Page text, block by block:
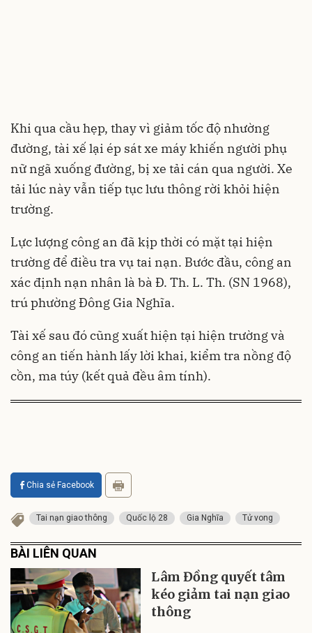
Khi qua cầu hẹp, thay vì giảm tốc độ nhường
đường, tài xế lại ép sát xe máy khiến người phụ
nữ ngã xuống đường, bị xe tải cán qua người. Xe
tải lúc này vẫn tiếp tục lưu thông rời khỏi hiện
trường.
Lực lượng công an đã kịp thời có mặt tại hiện
trường để điều tra vụ tai nạn. Bước đầu, công an
xác định nạn nhân là bà Đ. Th. L. Th. (SN 1968),
trú phường Đông Gia Nghĩa.
Tài xế sau đó cũng xuất hiện tại hiện trường và
công an tiến hành lấy lời khai, kiểm tra nồng độ
cồn, ma túy (kết quả đều âm tính).
Chia sẻ Facebook
Tai nạn giao thông Quốc lộ 28 Gia Nghĩa Tử vong
BÀI LIÊN QUAN
Lâm Đồng quyết tâm
kéo giảm tai nạn giao
thông